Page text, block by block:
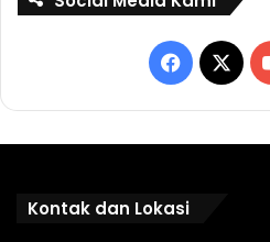
X
Kontak dan Lokasi